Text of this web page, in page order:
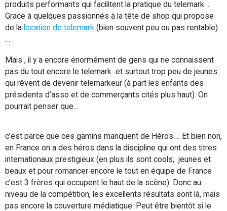
produits performants qui facilitent la pratique du telemark….
Grace à quelques passionnés à la tête de shop qui propose
de la location de telemark (bien souvent peu ou pas rentable)
…
Mais , il y a encore énormément de gens qui ne connaissent
pas du tout encore le telemark et surtout trop peu de jeunes
qui rêvent de devenir telemarkeur (à part les enfants des
présidents d’asso et de commerçants cités plus haut). On
pourrait penser que...
c’est parce que ces gamins manquent de Héros…. Et bien non,
en France on a des héros dans la discipline qui ont des titres
internationaux prestigieux (en plus ils sont cools, jeunes et
beaux et pour romancer encore le tout en équipe de France
c’est 3 frères qui occupent le haut de la scène). Donc au
niveau de la compétition, les excellents résultats sont là, mais
pas encore la couverture médiatique. Peut être bientôt si le